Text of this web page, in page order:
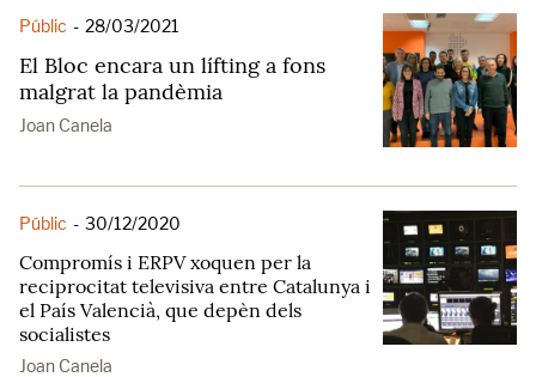
Públic - 28/03/2021
El Bloc encara un lífting a fons
malgrat la pandèmia
Joan Canela
Públic - 30/12/2020
Compromís i ERPV xoquen per la
reciprocitat televisiva entre Catalunya i
el País Valencià, que depèn dels
socialistes
Joan Canela